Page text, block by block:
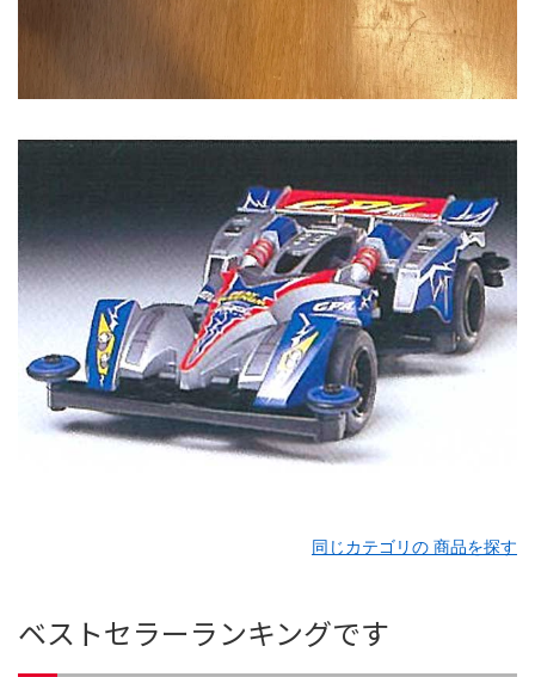
同じカテゴリの 商品を探す
ベストセラーランキングです